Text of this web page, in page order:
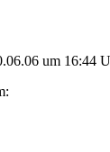
um 16:44